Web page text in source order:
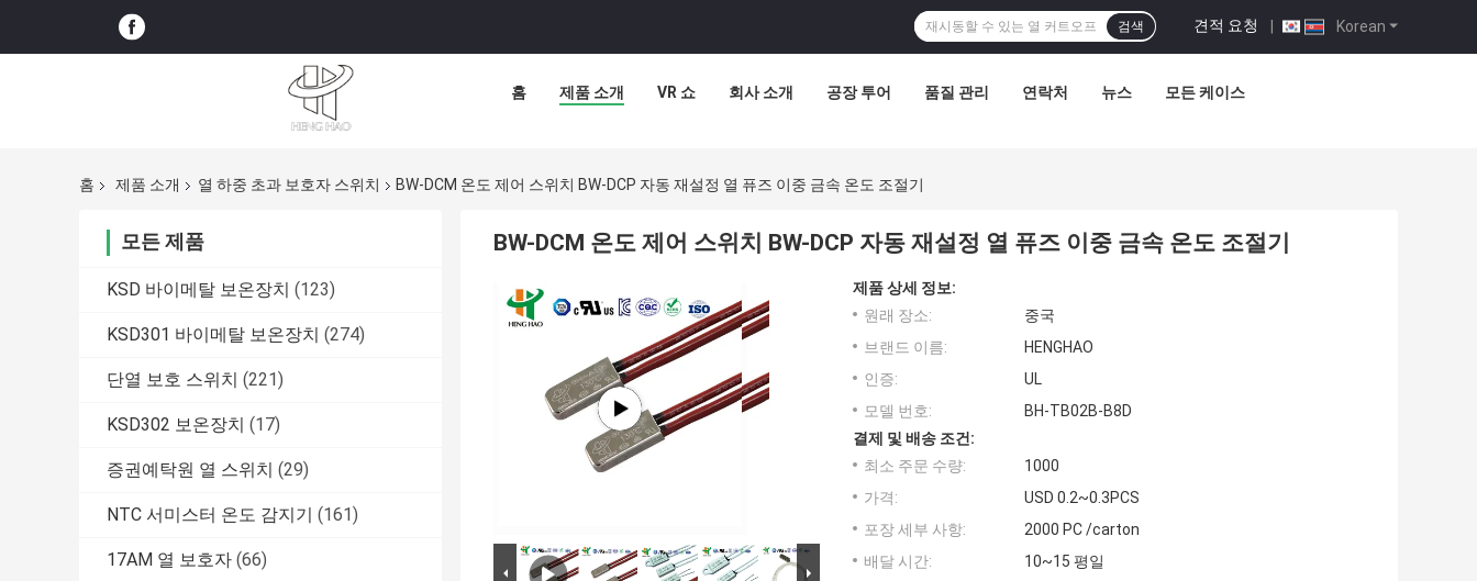
Korean
견적 요청 |
검색
홈 제품 소개 VR 쇼 회사 소개 공장 투어 품질 관리 연락처 뉴스 모든 케이스
홈 제품 소개 열 하중 초과 보호자 스위치 BW-DCM 온도 제어 스위치 BW-DCP 자동 재설정 열 퓨즈 이중 금속 온도 조절기
모든 제품
KSD 바이메탈 보온장치 (123)
KSD301 바이메탈 보온장치 (274)
단열 보호 스위치 (221)
KSD302 보온장치 (17)
증권예탁원 열 스위치 (29)
NTC 서미스터 온도 감지기 (161)
17AM 열 보호자 (66)
BW-DCM 온도 제어 스위치 BW-DCP 자동 재설정 열 퓨즈 이중 금속 온도 조절기
제품 상세 정보:
원래 장소:
중국
브랜드 이름:
HENGHAO
인증:
UL
모델 번호:
BH-TB02B-B8D
결제 및 배송 조건:
최소 주문 수량:
1000
가격:
USD 0.2~0.3PCS
포장 세부 사항:
2000 PC /carton
배달 시간:
10~15 평일